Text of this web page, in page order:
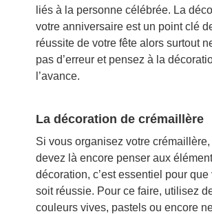
liés à la personne célébrée. La
votre anniversaire est un point clé
réussite de votre fête alors surtout
pas d’erreur et pensez à la
l’avance.
La décoration de crémaillère
Si vous organisez votre crémaillère,
devez là encore penser aux
décoration, c’est essentiel pour que
soit réussie. Pour ce faire, utilisez
couleurs vives, pastels ou encore